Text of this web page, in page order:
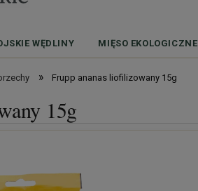
WĘDLINY MIĘSO EKOLOGICZNE
» Frupp ananas liofilizowany 15g
15g